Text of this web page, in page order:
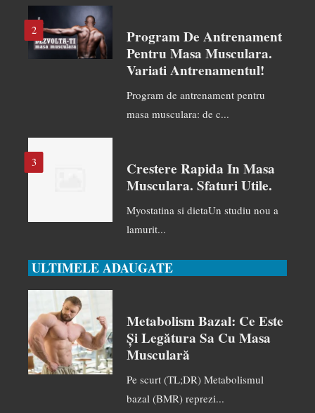
2
Program De Antrenament
Pentru Masa Musculara.
Variati Antrenamentul!
Program de antrenament pentru
masa musculara: de c...
3
Crestere Rapida In Masa
Musculara. Sfaturi Utile.
Myostatina si dietaUn studiu nou a
lamurit...
ULTIMELE ADAUGATE
Metabolism Bazal: Ce Este
Și Legătura Sa Cu Masa
Musculară
Pe scurt (TL;DR) Metabolismul
bazal (BMR) reprezi...